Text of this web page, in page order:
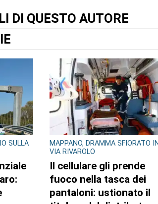
DI QUESTO AUTORE
SULLA
MAPPANO, DRAMMA SFIORATO IN
Il cellulare gli prende
fuoco nella tasca dei
pantaloni: ustionato il